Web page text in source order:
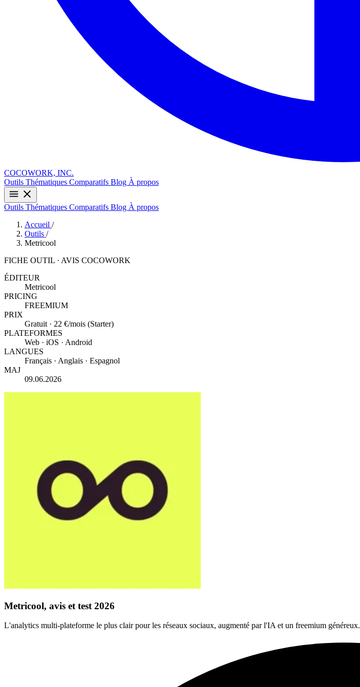
COCOWORK, INC.
Outils Thématiques Comparatifs Blog À propos
Outils Thématiques Comparatifs Blog À propos
Accueil /
Outils /
Metricool
FICHE OUTIL · AVIS COCOWORK
ÉDITEUR
Metricool
PRICING
FREEMIUM
PRIX
Gratuit · 22 €/mois (Starter)
PLATEFORMES
Web · iOS · Android
LANGUES
Français · Anglais · Espagnol
MAJ
09.06.2026
Metricool, avis et test 2026
L'analytics multi-plateforme le plus clair pour les réseaux sociaux, augmenté par l'IA et un freemium généreux.